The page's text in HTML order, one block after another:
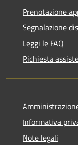
Prenotazione
Segnalazione
Leggi le FAQ
Richiesta
Informativa
Note legali